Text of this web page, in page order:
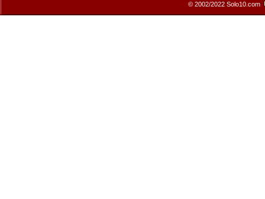
© 2002/2022 Solo10.com